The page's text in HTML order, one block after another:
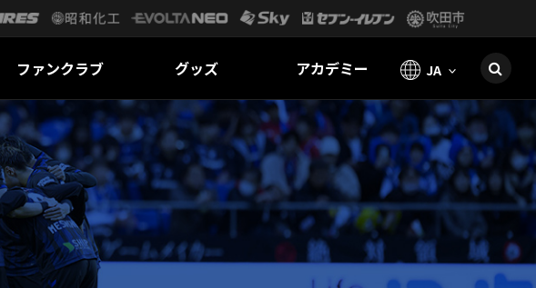
ファンクラブ グッズ アカデミー JA